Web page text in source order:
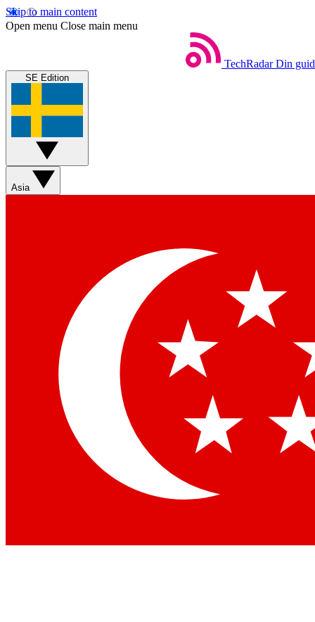
Skip to main content
Open menu Close main menu
TechRadar Din
SE Edition
Asia